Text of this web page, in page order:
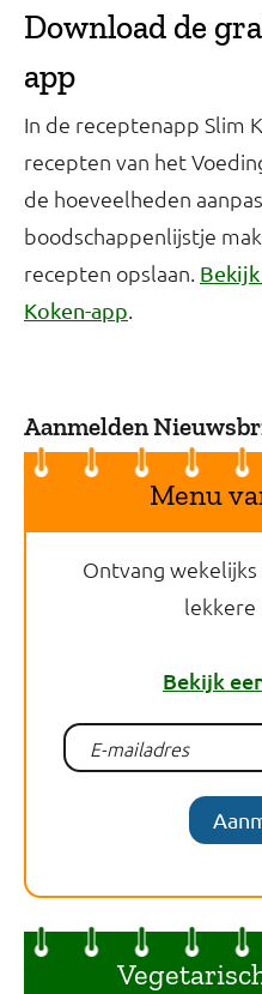
Download de
app
In de receptenapp Slim
recepten van het
de hoeveelheden
boodschappenlijstje
recepten opslaan.
Koken-app.
Aanmelden
Menu
Ontvang
lekkere
Bekijk